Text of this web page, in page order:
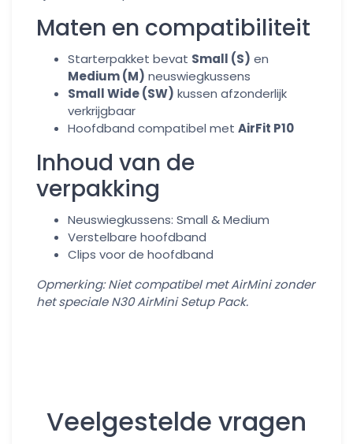
Maten en compatibiliteit
Starterpakket bevat Small (S) en
Medium (M) neuswiegkussens
Small Wide (SW) kussen afzonderlijk
verkrijgbaar
Hoofdband compatibel met AirFit P10
Inhoud van de
verpakking
Neuswiegkussens: Small & Medium
Verstelbare hoofdband
Clips voor de hoofdband
Opmerking: Niet compatibel met AirMini zonder
het speciale N30 AirMini Setup Pack.
Veelgestelde vragen